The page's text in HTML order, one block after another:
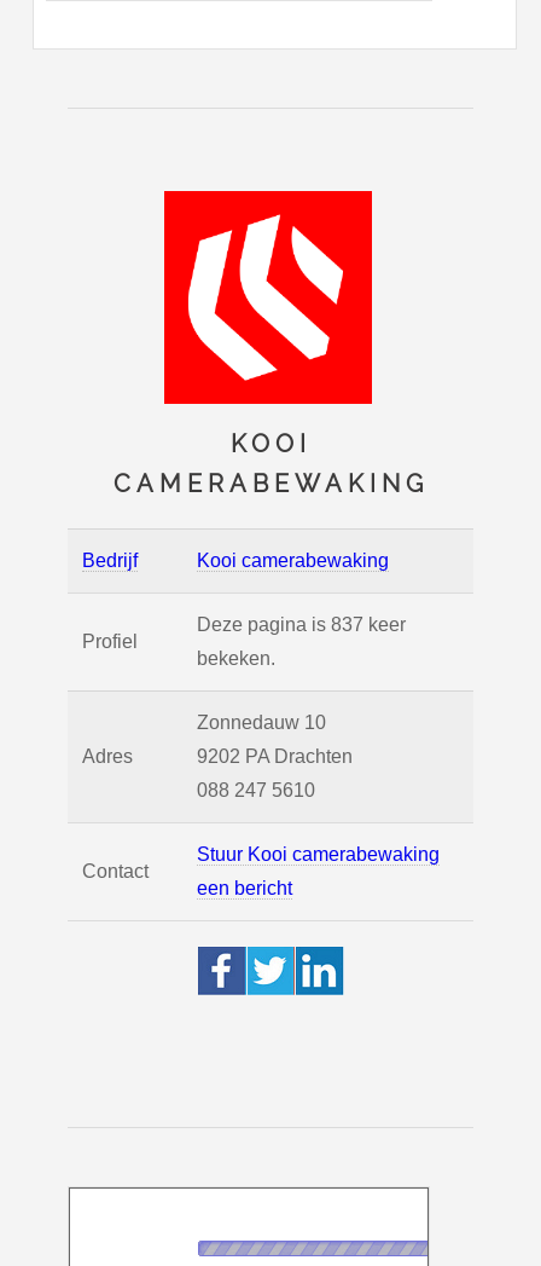
KOOI
CAMERABEWAKING
Bedrijf Kooi camerabewaking
Profiel
Deze pagina is 837 keer
bekeken.
Adres
Zonnedauw 10
9202 PA Drachten
088 247 5610
Contact
Stuur Kooi camerabewaking
een bericht